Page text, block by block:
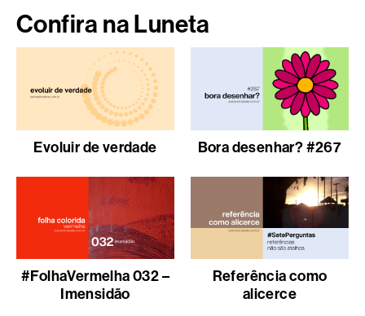
Confira na Luneta
Evoluir de verdade Bora desenhar? #267
#FolhaVermelha 032 –
Imensidão
Referência como
alicerce